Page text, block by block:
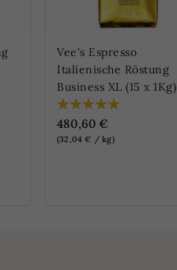
Vee's Espresso
Italienische Röstung
Business XL (15 x 1Kg)
480,60 €
(32,04 € / kg)